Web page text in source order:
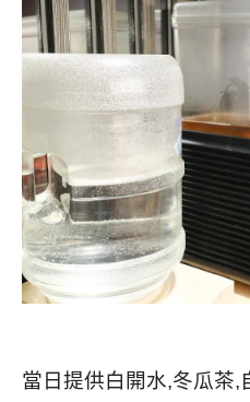
當日提供白開水,冬瓜茶,